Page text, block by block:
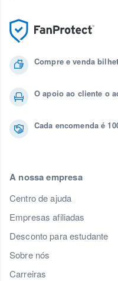
Compre e venda
O apoio ao cliente o
Cada encomenda é
A nossa empresa
Centro de ajuda
Empresas afiliadas
Desconto para estudante
Sobre nós
Carreiras